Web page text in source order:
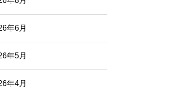
年6月
年5月
年4月